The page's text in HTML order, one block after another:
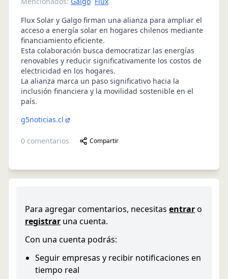
Flux Solar y Galgo firman una alianza para ampliar el
acceso a energía solar en hogares chilenos mediante
financiamiento eficiente.
Esta colaboración busca democratizar las energías
renovables y reducir significativamente los costos de
electricidad en los hogares.
La alianza marca un paso significativo hacia la
inclusión financiera y la movilidad sostenible en el
país.
g5noticias.cl
0 comentarios Compartir
Para agregar comentarios, necesitas entraro
registrar una cuenta.
Con una cuenta podrás:
Seguir empresas y recibir notificaciones en
tiempo real